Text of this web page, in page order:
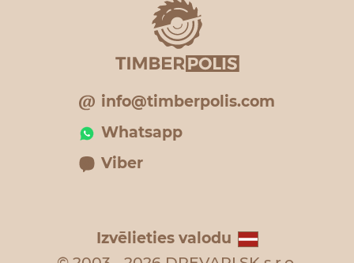
info@timberpolis.com
Whatsapp
Viber
Izvēlieties valodu